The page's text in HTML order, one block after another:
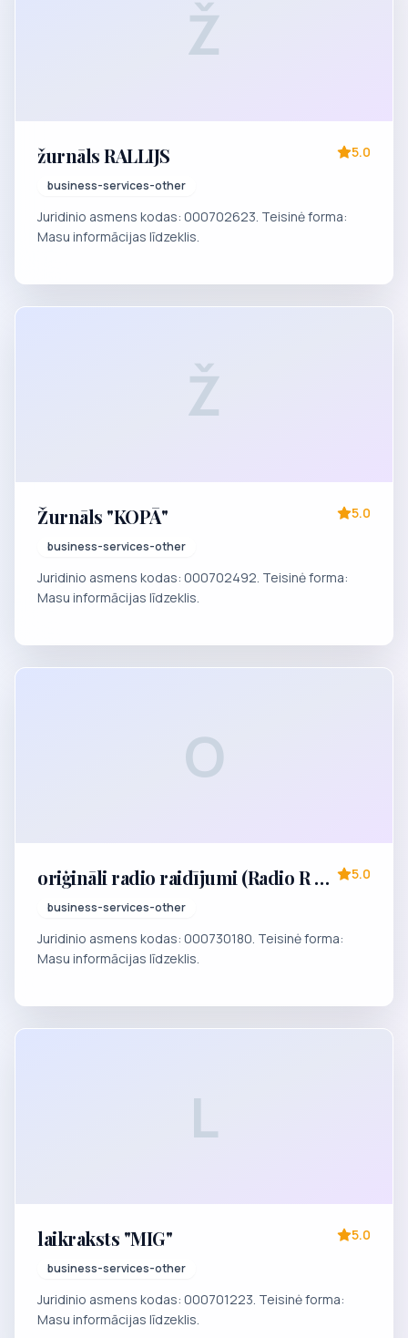
Ž
žurnāls RALLIJS
business-services-other
5.0
Juridinio asmens kodas: 000702623. Teisinė forma:
Masu informācijas līdzeklis.
Ž
Žurnāls "KOPĀ"
business-services-other
5.0
Juridinio asmens kodas: 000702492. Teisinė forma:
Masu informācijas līdzeklis.
O
oriģināli radio raidījumi (Radio R &
R)
business-services-other
5.0
Juridinio asmens kodas: 000730180. Teisinė forma:
Masu informācijas līdzeklis.
L
laikraksts "MIG"
business-services-other
5.0
Juridinio asmens kodas: 000701223. Teisinė forma:
Masu informācijas līdzeklis.